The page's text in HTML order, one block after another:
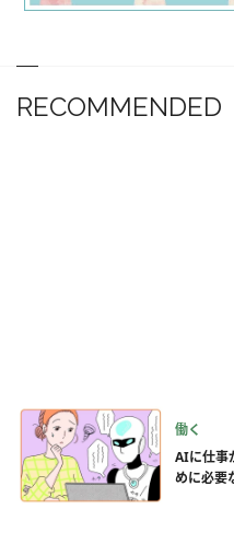
RECOMMENDED
働く
AIに仕事
めに必要